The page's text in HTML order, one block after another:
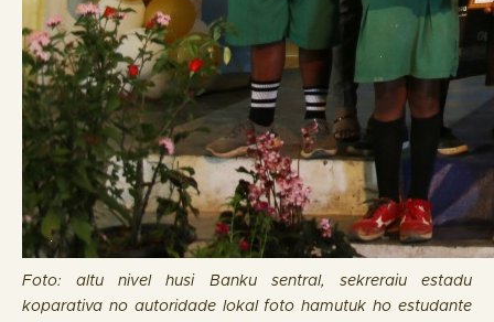
Foto: altu nivel husi Banku sentral, sekreraiu estadu
koparativa no autoridade lokal foto hamutuk ho estudante